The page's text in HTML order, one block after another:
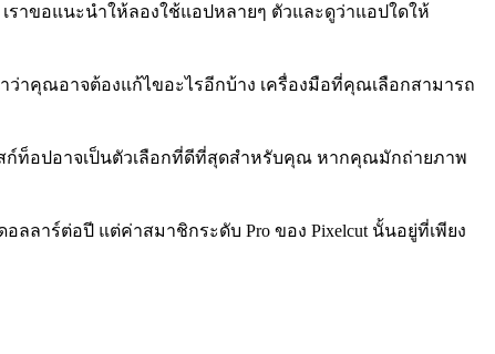
าขอแนะนำให้ลองใช้แอปหลายๆ ตัวและดูว่าแอปใดให้
าคุณอาจต้องแก้ไขอะไรอีกบ้าง เครื่องมือที่คุณเลือกสามารถ
ก์ท็อปอาจเป็นตัวเลือกที่ดีที่สุดสำหรับคุณ หากคุณมักถ่ายภาพ
ลาร์ต่อปี แต่ค่าสมาชิกระดับ Pro ของ Pixelcut นั้นอยู่ที่เพียง